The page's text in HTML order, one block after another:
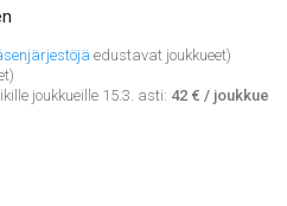
edustavat joukkueet)
joukkueille 15.3. asti: 42 € / joukkue
Championship